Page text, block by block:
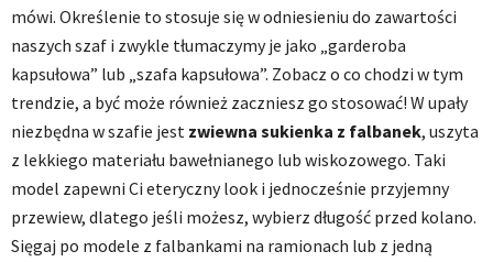
mówi. Określenie to stosuje się w odniesieniu do zawartości
naszych szaf i zwykle tłumaczymy je jako „garderoba
kapsułowa” lub „szafa kapsułowa”. Zobacz o co chodzi w tym
trendzie, a być może również zaczniesz go stosować! W upały
niezbędna w szafie jest zwiewna sukienka z falbanek, uszyta
z lekkiego materiału bawełnianego lub wiskozowego. Taki
model zapewni Ci eteryczny look i jednocześnie przyjemny
przewiew, dlatego jeśli możesz, wybierz długość przed kolano.
Sięgaj po modele z falbankami na ramionach lub z jedną